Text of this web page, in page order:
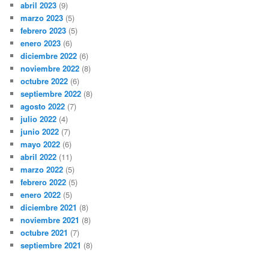
abril 2023 (9)
marzo 2023 (5)
febrero 2023 (5)
enero 2023 (6)
diciembre 2022 (6)
noviembre 2022 (8)
octubre 2022 (6)
septiembre 2022 (8)
agosto 2022 (7)
julio 2022 (4)
junio 2022 (7)
mayo 2022 (6)
abril 2022 (11)
marzo 2022 (5)
febrero 2022 (5)
enero 2022 (5)
diciembre 2021 (8)
noviembre 2021 (8)
octubre 2021 (7)
septiembre 2021 (8)